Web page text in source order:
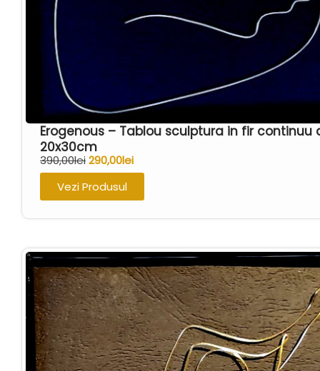
Erogenous – Tablou sculptura in fir continuu
20x30cm
390,00lei290,00lei
Vezi Produsul